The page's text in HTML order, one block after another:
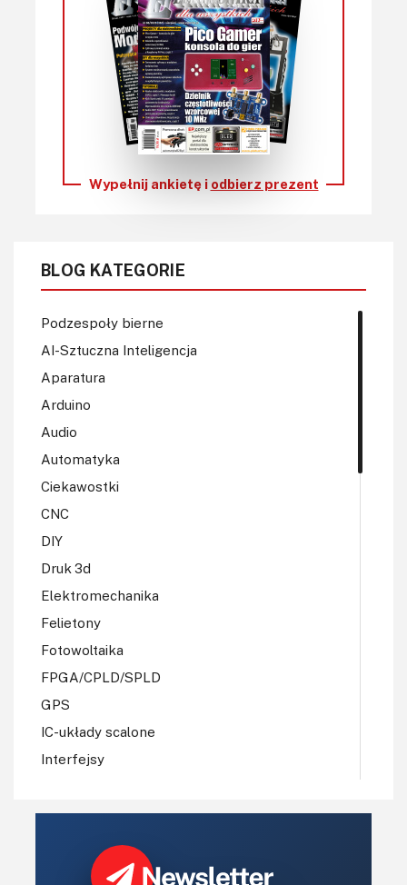
Wypełnij ankietę i odbierz prezent
BLOG KATEGORIE
Podzespoły bierne
AI-Sztuczna Inteligencja
Aparatura
Arduino
Audio
Automatyka
Ciekawostki
CNC
DIY
Druk 3d
Elektromechanika
Felietony
Fotowoltaika
FPGA/CPLD/SPLD
GPS
IC-układy scalone
Interfejsy
Koła Naukowe